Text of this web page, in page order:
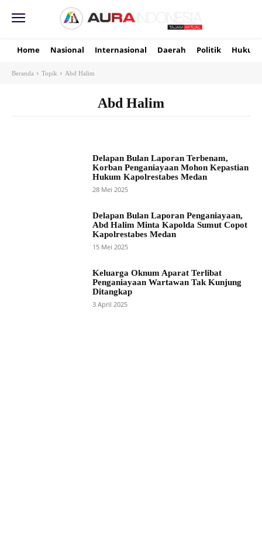
Home Nasional Internasional Daerah Politik Hukum
Beranda Topik Abd Halim
Abd Halim
Delapan Bulan Laporan Terbenam,
Korban Penganiayaan Mohon Kepastian
Hukum Kapolrestabes Medan
28 Mei 2025
Delapan Bulan Laporan Penganiayaan,
Abd Halim Minta Kapolda Sumut Copot
Kapolrestabes Medan
15 Mei 2025
Keluarga Oknum Aparat Terlibat
Penganiayaan Wartawan Tak Kunjung
Ditangkap
3 April 2025